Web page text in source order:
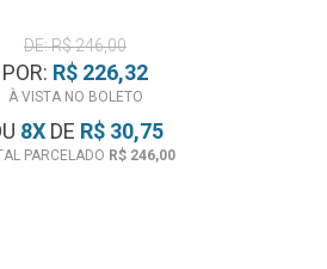
DE: R$ 246,00
POR: R$ 226,32
À VISTA NO BOLETO
8XDE R$ 30,75
PARCELADO R$ 246,00